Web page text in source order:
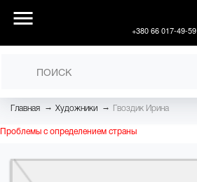
+380 66 017-49-59
Главная → Художники → Гвоздик Ирина
Проблемы с определением страны